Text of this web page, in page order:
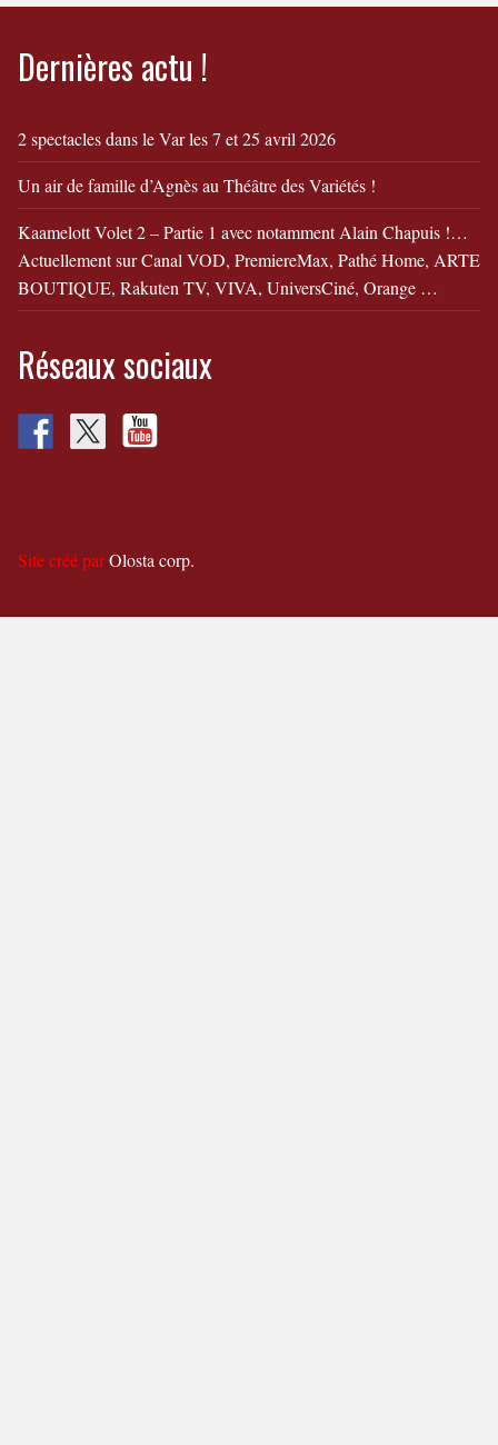
Dernières actu !
2 spectacles dans le Var les 7 et 25 avril 2026
Un air de famille d’Agnès au Théâtre des Variétés !
Kaamelott Volet 2 – Partie 1 avec notamment Alain Chapuis !…
Actuellement sur Canal VOD, PremiereMax, Pathé Home, ARTE
BOUTIQUE, Rakuten TV, VIVA, UniversCiné, Orange …
Réseaux sociaux
Site créé parOlosta corp.